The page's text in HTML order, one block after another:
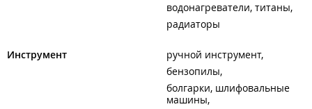
водонагреватели, титаны
радиаторы
Инструмент
ручной инструмент
бензопилы
болгарки, шлифовальные
машины